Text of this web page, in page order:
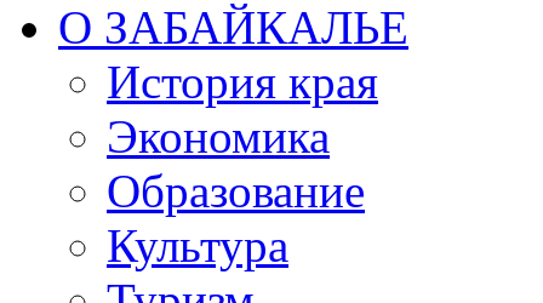
О ЗАБАЙКАЛЬЕ
История края
Экономика
Образование
Культура